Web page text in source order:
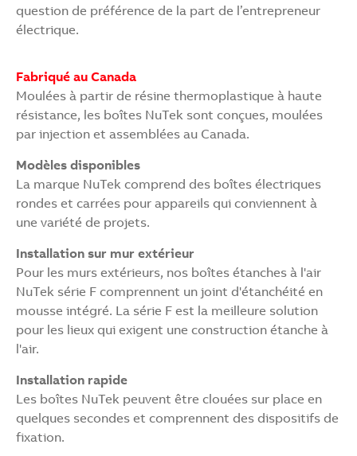
question de préférence de la part de l’entrepreneur
électrique.
Fabriqué au Canada
Moulées à partir de résine thermoplastique à haute
résistance, les boîtes NuTek sont conçues, moulées
par injection et assemblées au Canada.
Modèles disponibles
La marque NuTek comprend des boîtes électriques
rondes et carrées pour appareils qui conviennent à
une variété de projets.
Installation sur mur extérieur
Pour les murs extérieurs, nos boîtes étanches à l'air
NuTek série F comprennent un joint d'étanchéité en
mousse intégré. La série F est la meilleure solution
pour les lieux qui exigent une construction étanche à
l'air.
Installation rapide
Les boîtes NuTek peuvent être clouées sur place en
quelques secondes et comprennent des dispositifs de
fixation.